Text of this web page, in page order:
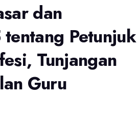
dan
Petunjuk
Tunjangan
Guru